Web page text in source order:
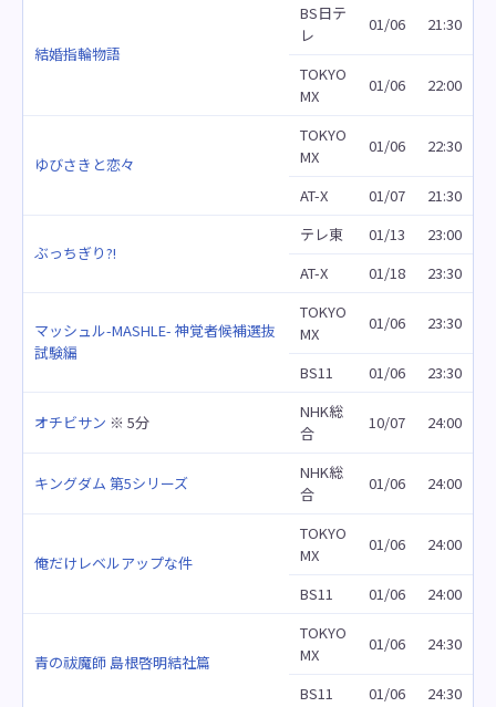
結婚指輪物語
BS日テ
レ
01/06 21:30
TOKYO
MX
01/06 22:00
ゆびさきと恋々
TOKYO
MX
01/06 22:30
AT-X 01/07 21:30
ぶっちぎり?!
テレ東 01/13
23:00
AT-X
01/18 23:30
マッシュル-MASHLE- 神覚者候補選抜
試験編
TOKYO
MX
01/06 23:30
BS11 01/06 23:30
オチビサン ※ 5分
NHK総
合
10/07 24:00
キングダム 第5シリーズ
NHK総
合
01/06 24:00
俺だけレベルアップな件
TOKYO
MX
01/06 24:00
BS11 01/06 24:00
青の祓魔師 島根啓明結社篇
TOKYO
MX
01/06 24:30
BS11 01/06
24:30